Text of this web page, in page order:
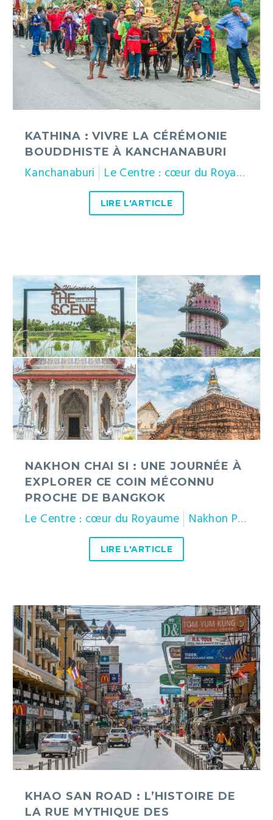
cérémonie
bouddhiste
Kanchanaburi
KATHINA : VIVRE LA CÉRÉMONIE
BOUDDHISTE À KANCHANABURI
Kanchanaburi Le Centre : cœur du Royaume
LIRE L'ARTICLE
Nakhon
Chai
:
une
journée
à
explorer
ce
coin
méconnu
Bangkok
NAKHON CHAI SI : UNE JOURNÉE À
EXPLORER CE COIN MÉCONNU
PROCHE DE BANGKOK
Le Centre : cœur du Royaume Nakhon Pathom
LIRE L'ARTICLE
Khao
San
Road
:
l’histoire
de
la
rue
mythique
des
backpackers
KHAO SAN ROAD : L’HISTOIRE DE
LA RUE MYTHIQUE DES